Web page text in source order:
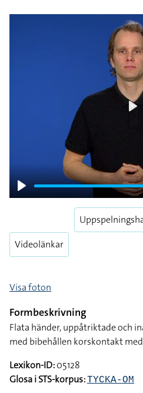
Play
Videolänkar
Visa foton
Formbeskrivning
Flata händer, uppåtriktade och
med bibehållen korskontakt
Lexikon-ID:05128
Glosa i STS-korpus:TYCKA-OM